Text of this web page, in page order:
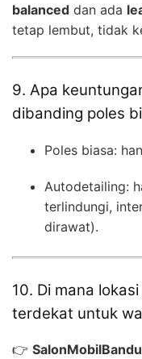
balanced dan ada
tetap lembut, tidak
9. Apa
dibanding poles
Poles biasa:
Autodetailing:
terlindungi,
dirawat).
10. Di mana
terdekat untuk
👉